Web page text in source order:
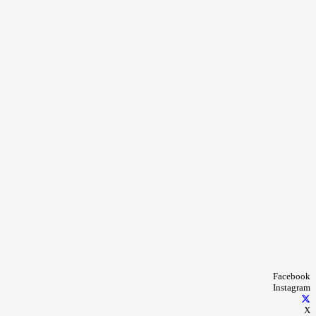
Facebook
Instagram
X